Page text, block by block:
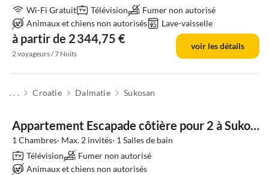
Wi-Fi Gratuit
Télévision
Fumer non autorisé
Animaux et chiens non autorisés
Lave-vaisselle
à partir de 2 344,75 €
2 voyageurs / 7 Nuits
voir les détails
. . . Croatie Dalmatie Sukosan
Appartement Escapade côtière pour 2 à Sukošan
1 Chambres· Max. 2 invités· 1 Salles de bain
Télévision
Fumer non autorisé
Animaux et chiens non autorisés